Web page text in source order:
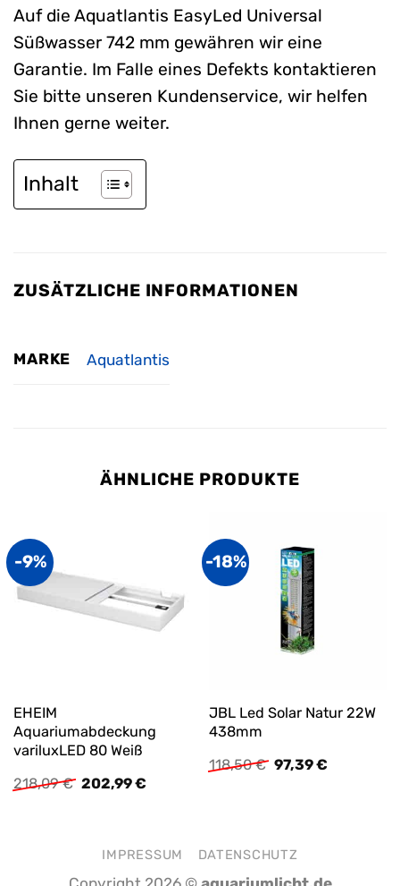
Auf die Aquatlantis EasyLed Universal
Süßwasser 742 mm gewähren wir eine
Garantie. Im Falle eines Defekts kontaktieren
Sie bitte unseren Kundenservice, wir helfen
Ihnen gerne weiter.
Inhalt
ZUSÄTZLICHE INFORMATIONEN
MARKE Aquatlantis
ÄHNLICHE PRODUKTE
-9%
EHEIM
Aquariumabdeckung
variluxLED 80 Weiß
218,09€ Ursprünglicher
202,99€Aktueller
-18%
JBL Led Solar Natur 22W
438mm
118,50€ Ursprünglicher
97,39€Aktueller
IMPRESSUM DATENSCHUTZ